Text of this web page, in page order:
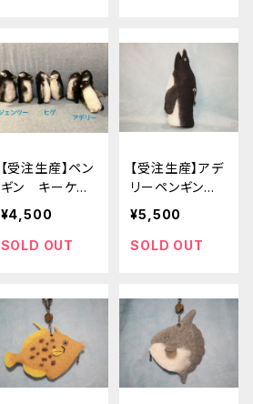
【受注生産】ペン
ギン キーケー
ス
¥4,500
SOLD OUT
【受注生産】アデ
リーペンギン
ボトルケース
¥5,500
SOLD OUT